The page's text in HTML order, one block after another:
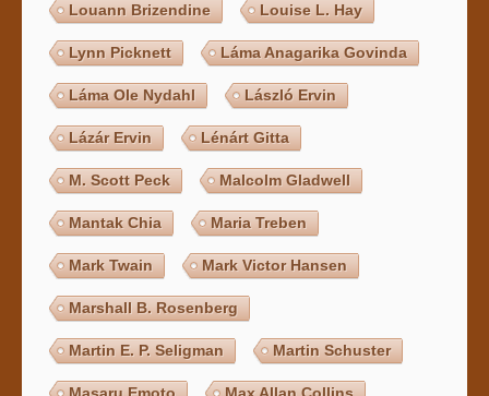
Louann Brizendine Louise L. Hay
Lynn Picknett Láma Anagarika Govinda
Láma Ole Nydahl László Ervin
Lázár Ervin Lénárt Gitta
M. Scott Peck Malcolm Gladwell
Mantak Chia Maria Treben
Mark Twain Mark Victor Hansen
Marshall B. Rosenberg
Martin E. P. Seligman Martin Schuster